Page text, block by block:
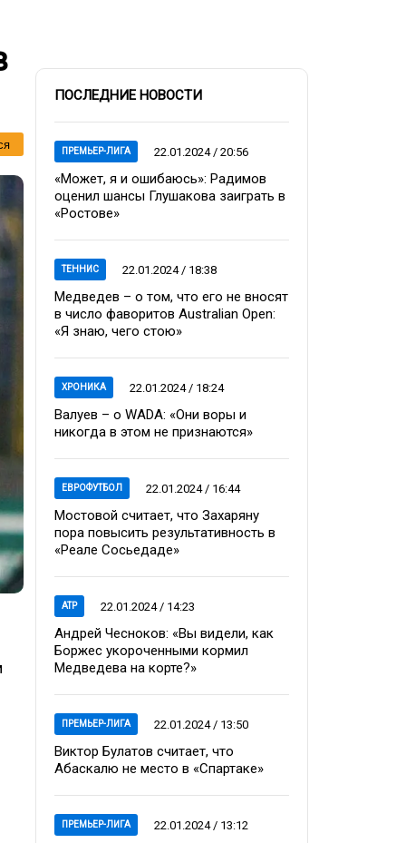
ПОСЛЕДНИЕ НОВОСТИ
ПРЕМЬЕР-ЛИГА 22.01.2024 / 20:56
«Может, я и ошибаюсь»: Радимов
оценил шансы Глушакова заиграть в
«Ростове»
ТЕННИС 22.01.2024 / 18:38
Медведев – о том, что его не вносят
в число фаворитов Australian Open:
«Я знаю, чего стою»
ХРОНИКА 22.01.2024 / 18:24
Валуев – о WADA: «Они воры и
никогда в этом не признаются»
ЕВРОФУТБОЛ 22.01.2024 / 16:44
Мостовой считает, что Захаряну
пора повысить результативность в
«Реале Сосьедаде»
ATP 22.01.2024 / 14:23
Андрей Чесноков: «Вы видели, как
Боржес укороченными кормил
Медведева на корте?»
ПРЕМЬЕР-ЛИГА 22.01.2024 / 13:50
Виктор Булатов считает, что
Абаскалю не место в «Спартаке»
ПРЕМЬЕР-ЛИГА 22.01.2024 / 13:12